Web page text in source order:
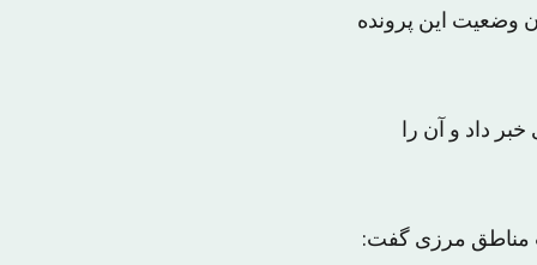
وضعیت این پرونده
داد و آن را
مناطق مرزی گفت: